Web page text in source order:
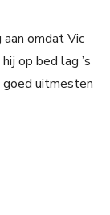
omdat Vic
op bed lag ’s
goed uitmesten